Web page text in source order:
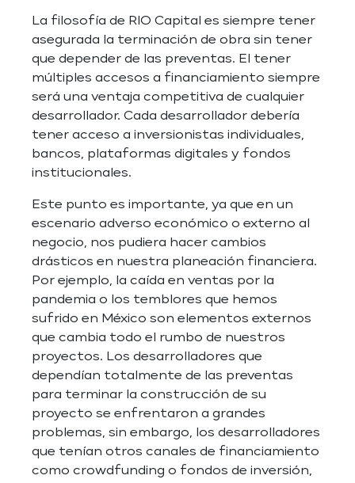
La filosofía de RIO Capital es siempre tener
asegurada la terminación de obra sin tener
que depender de las preventas. El tener
múltiples accesos a financiamiento siempre
será una ventaja competitiva de cualquier
desarrollador. Cada desarrollador debería
tener acceso a inversionistas individuales,
bancos, plataformas digitales y fondos
institucionales.
Este punto es importante, ya que en un
escenario adverso económico o externo al
negocio, nos pudiera hacer cambios
drásticos en nuestra planeación financiera.
Por ejemplo, la caída en ventas por la
pandemia o los temblores que hemos
sufrido en México son elementos externos
que cambia todo el rumbo de nuestros
proyectos. Los desarrolladores que
dependían totalmente de las preventas
para terminar la construcción de su
proyecto se enfrentaron a grandes
problemas, sin embargo, los desarrolladores
que tenían otros canales de financiamiento
como crowdfunding o fondos de inversión,